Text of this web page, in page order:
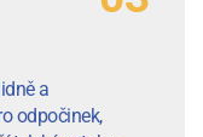
a
odpočinek,